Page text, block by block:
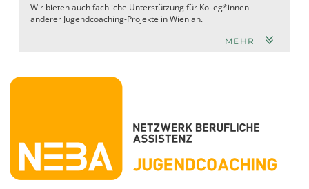
Wir bieten auch fachliche Unterstützung für Kolleg*innen
anderer Jugendcoaching-Projekte in Wien an.
MEHR